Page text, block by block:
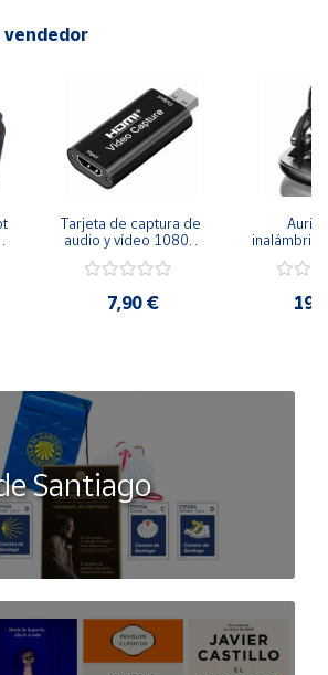
vendedor
Tarjeta de captura de
audio y vídeo 1080p
7,90 €
manos
Santiago